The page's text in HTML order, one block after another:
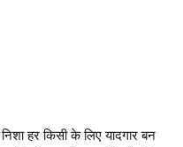
हर किसी के लिए यादगार बन